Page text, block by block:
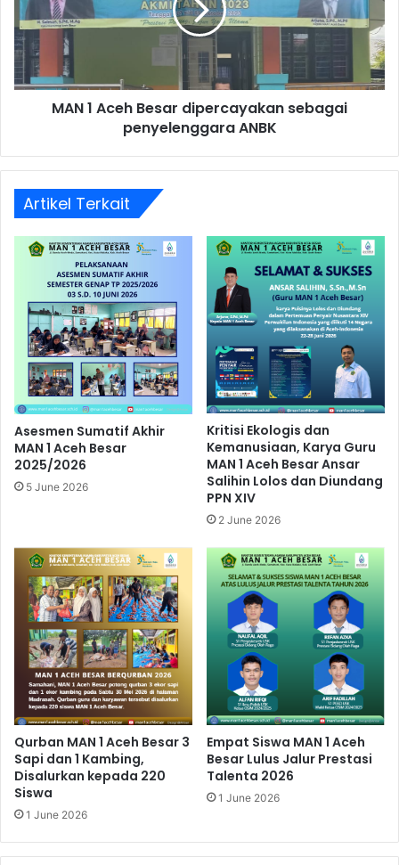
MAN 1 Aceh Besar dipercayakan sebagai
penyelenggara ANBK
Artikel Terkait
Asesmen Sumatif Akhir
MAN 1 Aceh Besar
2025/2026
5 June 2026
Kritisi Ekologis dan
Kemanusiaan, Karya Guru
MAN 1 Aceh Besar Ansar
Salihin Lolos dan Diundang
PPN XIV
2 June 2026
Qurban MAN 1 Aceh Besar 3
Sapi dan 1 Kambing,
Disalurkan kepada 220
Siswa
1 June 2026
Empat Siswa MAN 1 Aceh
Besar Lulus Jalur Prestasi
Talenta 2026
1 June 2026